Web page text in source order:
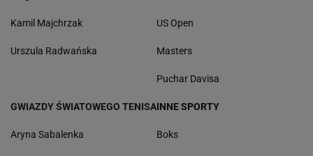
Kamil Majchrzak
Urszula Radwańska
US Open
Masters
Puchar Davisa
GWIAZDY ŚWIATOWEGO TENISA
Aryna Sabalenka
INNE SPORTY
Boks